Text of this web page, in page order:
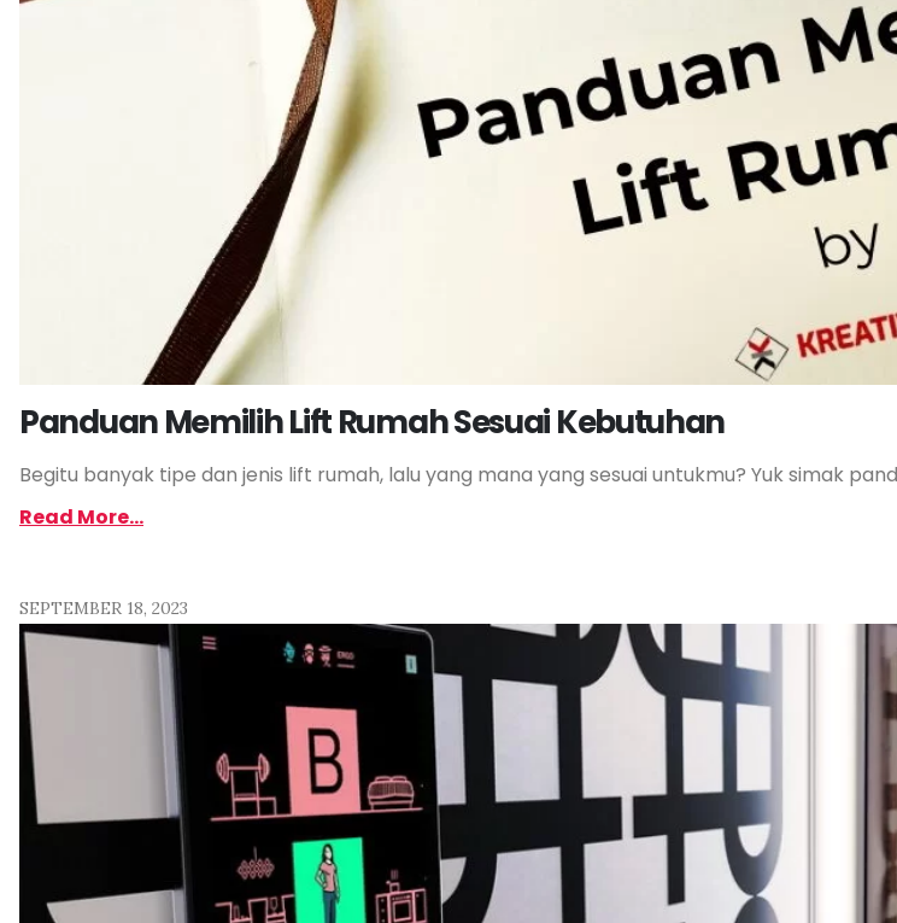
Panduan Memilih Lift Rumah Sesuai Kebutuhan
Begitu banyak tipe dan jenis lift rumah, lalu yang mana yang sesuai untukmu? Yuk simak
Read More...
SEPTEMBER 18, 2023